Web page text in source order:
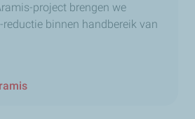
project brengen we
binnen handbereik van